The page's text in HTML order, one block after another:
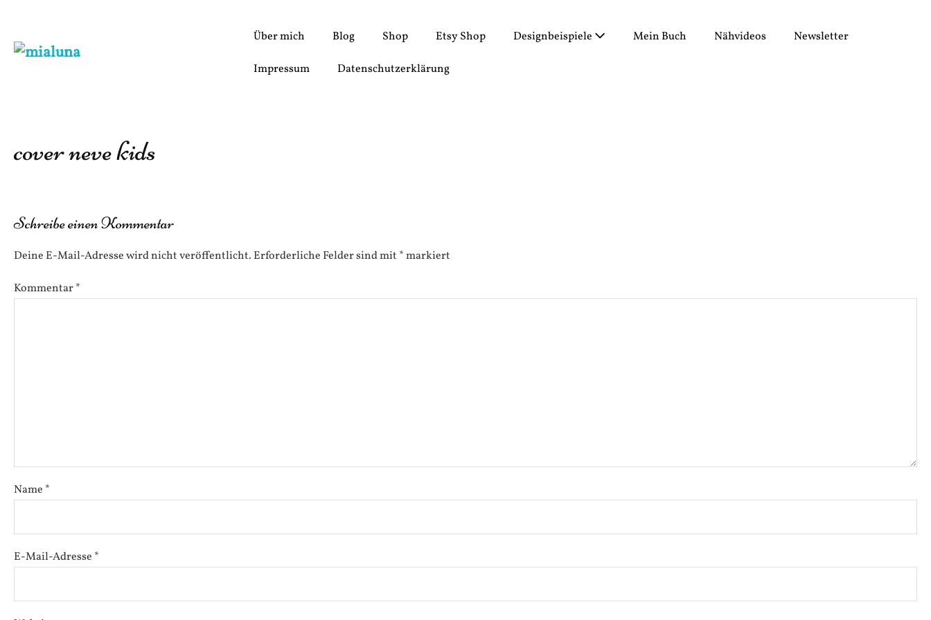
springen
Über mich Blog Shop Etsy Shop Designbeispiele Mein Buch Nähvideos Newsletter
Impressum Datenschutzerklärung
cover neve kids
Schreibe einen Kommentar
Deine E-Mail-Adresse wird nicht veröffentlicht. Erforderliche Felder sind mit *markiert
Kommentar*
Name *
E-Mail-Adresse *